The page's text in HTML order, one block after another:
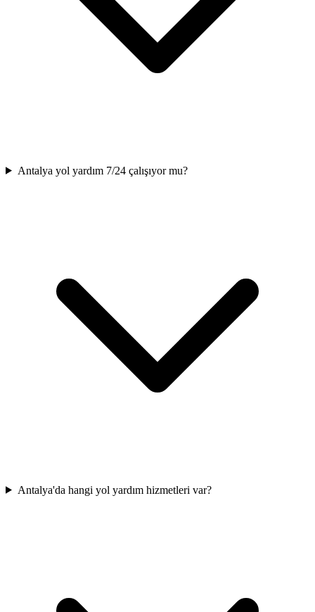
Antalya yol yardım 7/24 çalışıyor mu?
Antalya'da hangi yol yardım hizmetleri var?